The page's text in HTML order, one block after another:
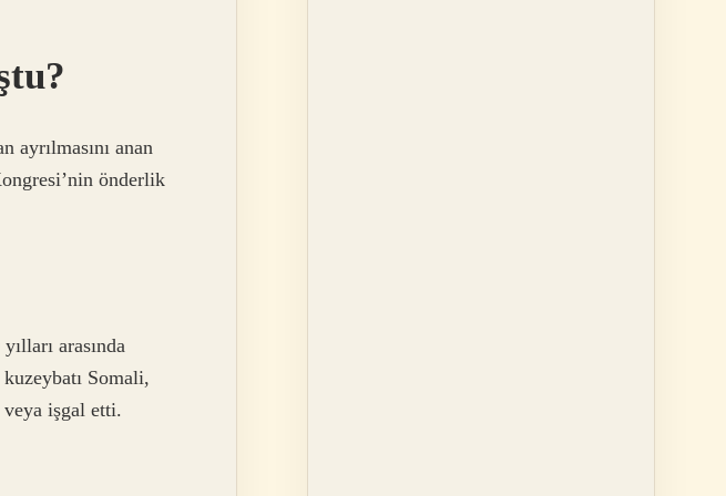
ayrılmasını anan
önderlik
arasında
Somali,
işgal etti.